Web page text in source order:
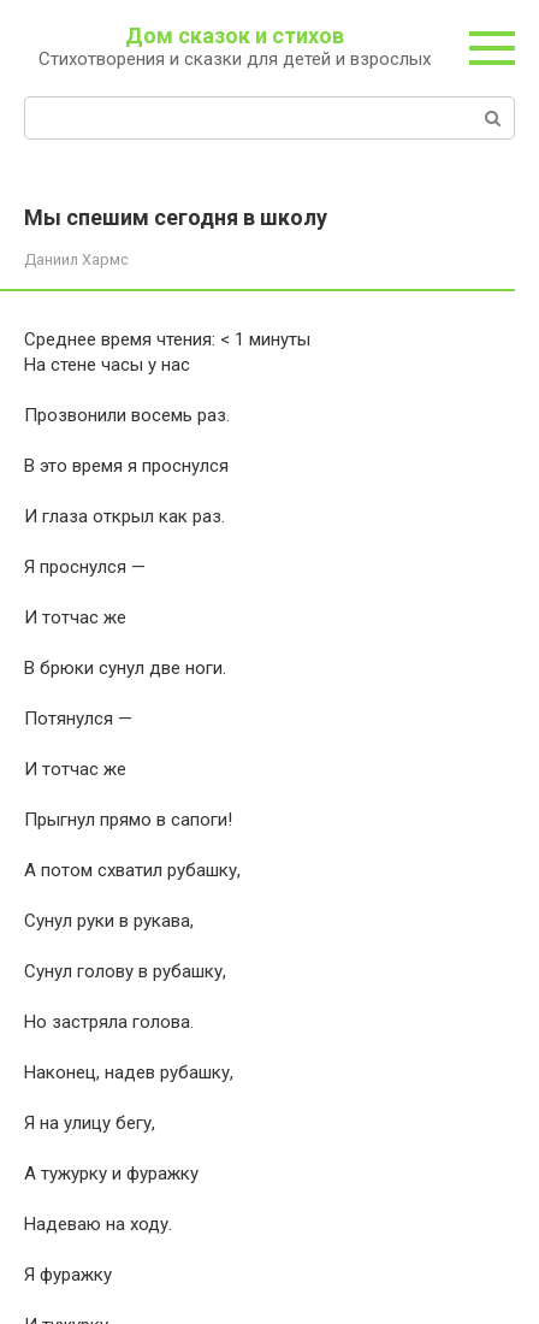
контенту
Дом сказок и стихов
Стихотворения и сказки для детей и взрослых
Мы спешим сегодня в школу
Даниил Хармс
Среднее время чтения: < 1 минуты
На стене часы у нас
Прозвонили восемь раз.
В это время я проснулся
И глаза открыл как раз.
Я проснулся —
И тотчас же
В брюки сунул две ноги.
Потянулся —
И тотчас же
Прыгнул прямо в сапоги!
А потом схватил рубашку,
Сунул руки в рукава,
Сунул голову в рубашку,
Но застряла голова.
Наконец, надев рубашку,
Я на улицу бегу,
А тужурку и фуражку
Надеваю на ходу.
Я фуражку